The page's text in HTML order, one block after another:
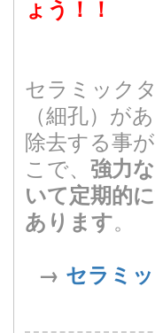
ょう！！
セラミック
（細孔）が
除去する事
こで、 強力
いて定期的
あります。
→ セラミ